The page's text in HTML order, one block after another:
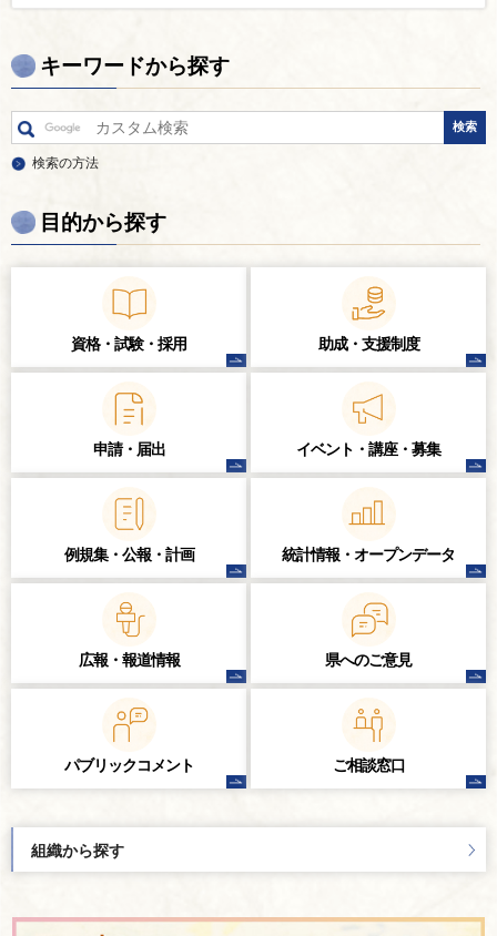
キーワードから探す
検索の方法
目的から探す
資格・試験・ 採用 助成・支援制度
申請・届出 イベント・講座・ 募集
例規集・公報・計画 統計情報・ オープンデータ
広報・報道情報 県へのご意見
パブリックコメント ご相談窓口
組織から探す